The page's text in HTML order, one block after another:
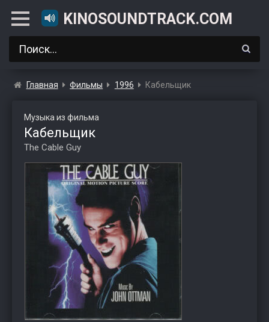
KINOSOUNDTRACK.COM
Главная Фильмы 1996 Кабельщик
Музыка из фильма
Кабельщик
The Cable Guy